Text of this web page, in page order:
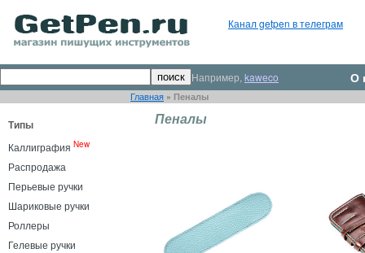
Канал getpen в телеграм
Например, kaweco О
Главная » Пеналы
Типы
Каллиграфия New
Распродажа
Перьевые ручки
Шариковые ручки
Роллеры
Гелевые ручки
Пеналы